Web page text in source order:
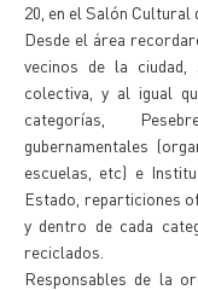
20, en el Salón Cultural
Desde el área
vecinos de la
colectiva, y al igual
categorías,
gubernamentales
escuelas, etc) e
Estado, reparticiones
y dentro de cada
reciclados.
Responsables de la